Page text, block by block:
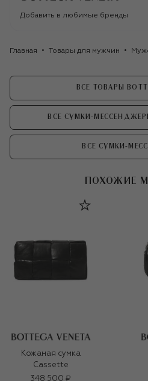
Добавить в любимые бренды
Главная Товары для мужчин
ВСЕ ТОВАРЫ
ВСЕ СУМКИ-МЕССЕНДЖЕРЫ
ВСЕ СУМКИ-
ПОХОЖИЕ
Кожаная сумка
Cassette
348 500 ₽